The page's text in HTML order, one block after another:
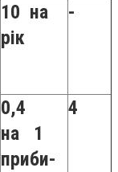
10 на
рік
-
0,4
на 1
приби-
4